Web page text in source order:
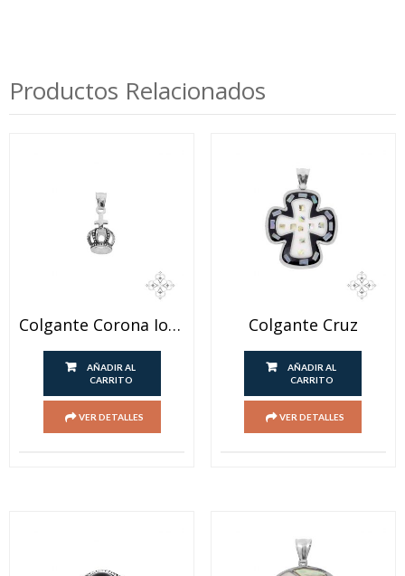
Productos Relacionados
Colgante Corona Ionizado
AÑADIR AL
CARRITO
VER DETALLES
Colgante Cruz
AÑADIR AL
CARRITO
VER DETALLES